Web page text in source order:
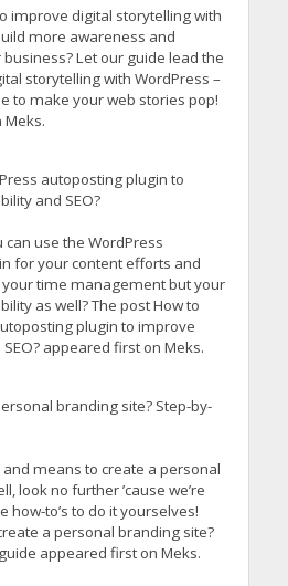
improve digital storytelling with
more awareness and
Let our guide lead the
storytelling with WordPress –
to make your web stories pop!
autoposting plugin to
and SEO?
can use the WordPress
for your content efforts and
time management but your
as well? The post How to
plugin to improve
appeared first on Meks.
branding site? Step-by-
means to create a personal
look no further ’cause we’re
how-to’s to do it yourselves!
a personal branding site?
appeared first on Meks.